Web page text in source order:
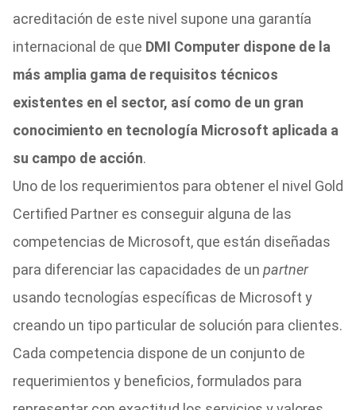
acreditación de este nivel supone una garantía
internacional de que DMI Computer dispone de la
más amplia gama de requisitos técnicos
existentes en el sector, así como de un gran
conocimiento en tecnología Microsoft aplicada a
su campo de acción.
Uno de los requerimientos para obtener el nivel Gold
Certified Partner es conseguir alguna de las
competencias de Microsoft, que están diseñadas
para diferenciar las capacidades de un partner
usando tecnologías específicas de Microsoft y
creando un tipo particular de solución para clientes.
Cada competencia dispone de un conjunto de
requerimientos y beneficios, formulados para